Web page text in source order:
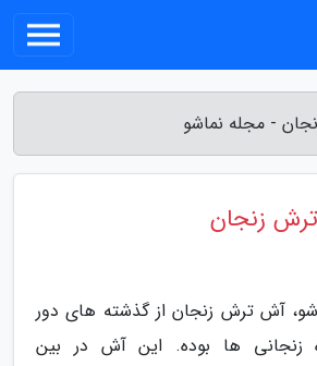
- مجله نماشو
زنجان
آش ترش زنجان از گذشته های دور
ها بوده. این آش در بین